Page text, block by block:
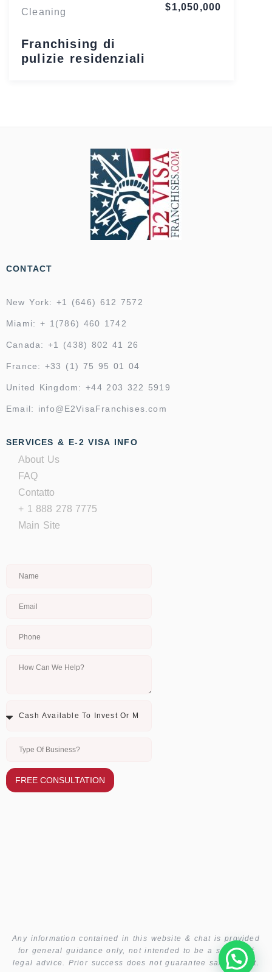
Cleaning
Franchising di
pulizie residenziali
$1,050,000
CONTACT
New York: +1 (646) 612 7572
Miami: + 1(786) 460 1742
Canada: +1 (438) 802 41 26
France: +33 (1) 75 95 01 04
United Kingdom: +44 203 322 5919
Email: info@E2VisaFranchises.com
SERVICES & E-2 VISA INFO
About Us
FAQ
Contatto
+ 1 888 278 7775
Main Site
FREE CONSULTATION
Any information contained in this website & chat is provided
for general guidance only, not intended to be a source of
legal advice. Prior success does not guarantee same result.